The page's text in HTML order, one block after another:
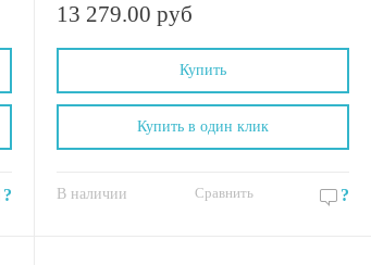
?
13 279.00 руб
Купить
В наличии Сравнить ?
Купить в один клик